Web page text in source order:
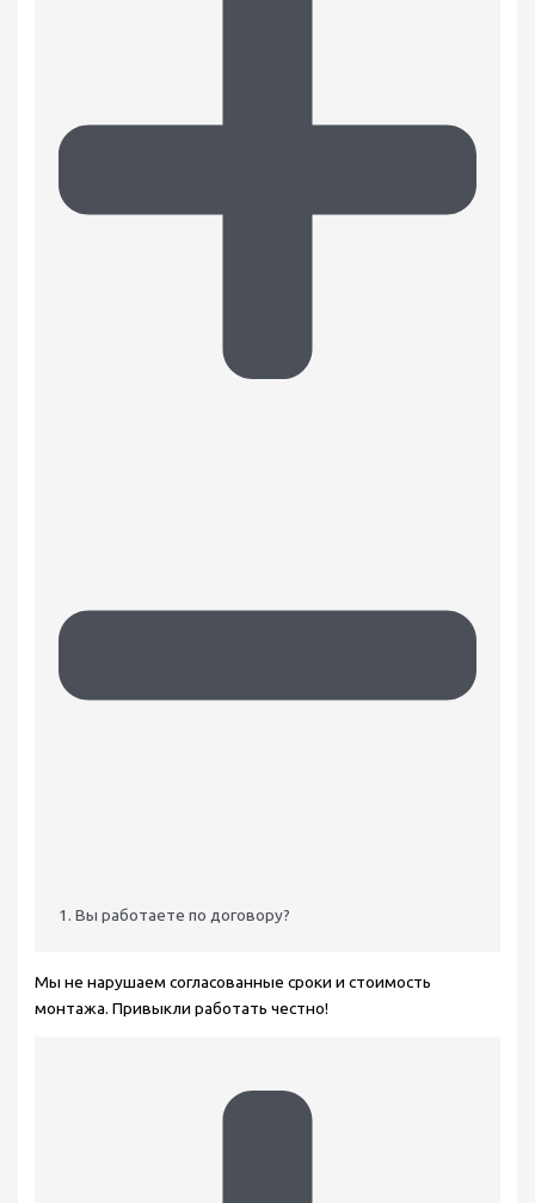
1. Вы работаете по договору?
Мы не нарушаем согласованные сроки и стоимость
монтажа. Привыкли работать честно!